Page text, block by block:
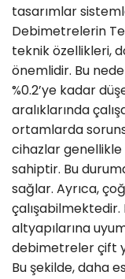
tasarımlar
Debimetrelerin
teknik özellikleri,
önemlidir. Bu
%0.2’ye kadar
aralıklarında
ortamlarda
cihazlar genellikle
sahiptir. Bu
sağlar. Ayrıca,
çalışabilmektedir.
altyapılarına
debimetreler çift
Bu şekilde, daha